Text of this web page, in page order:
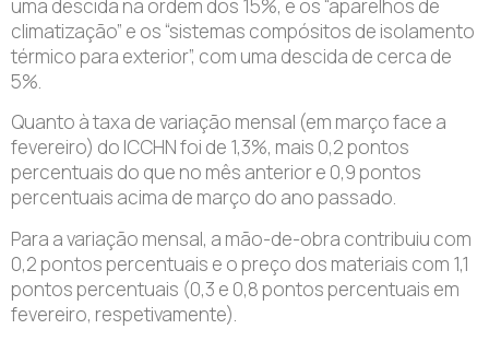
uma descida na ordem dos 15%, e os “aparelhos de
climatização” e os “sistemas compósitos de isolamento
térmico para exterior”, com uma descida de cerca de
5%.
Quanto à taxa de variação mensal (em março face a
fevereiro) do ICCHN foi de 1,3%, mais 0,2 pontos
percentuais do que no mês anterior e 0,9 pontos
percentuais acima de março do ano passado.
Para a variação mensal, a mão-de-obra contribuiu com
0,2 pontos percentuais e o preço dos materiais com 1,1
pontos percentuais (0,3 e 0,8 pontos percentuais em
fevereiro, respetivamente).